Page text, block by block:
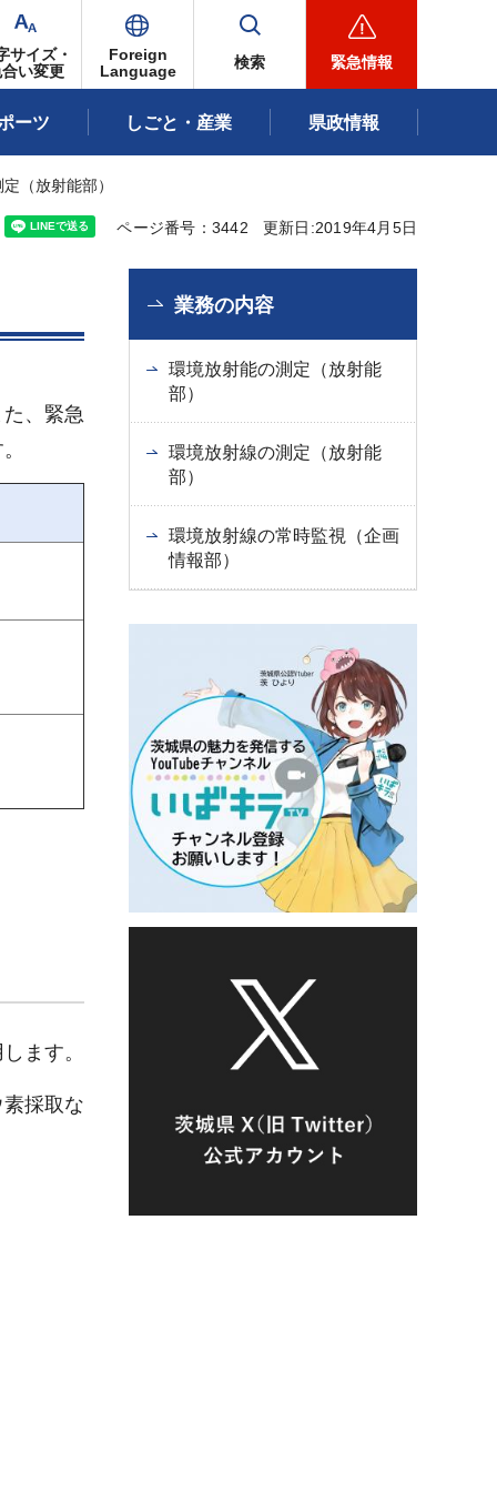
サイズ・
い変更
Foreign
Language
検索 緊急情報
ーツ しごと・産業 県政情報
（放射能部）
ページ番号：3442 更新日:2019年4月5日
、緊急
ます。
採取な
業務の内容
環境放射能の測定（放射能
部）
環境放射線の測定（放射能
部）
環境放射線の常時監視（企画
情報部）